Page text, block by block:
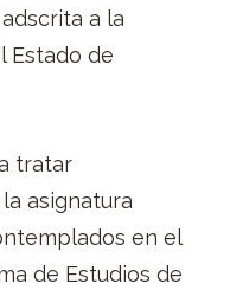
a la
Estado de
tratar
asignatura
en el
de Estudios de